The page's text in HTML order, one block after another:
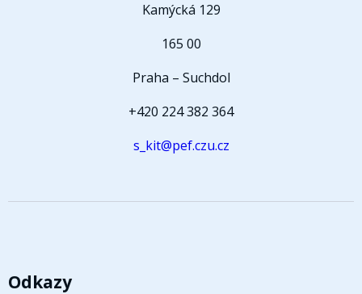
Kamýcká 129
165 00
Praha – Suchdol
+420 224 382 364
s_kit@pef.czu.cz
Odkazy